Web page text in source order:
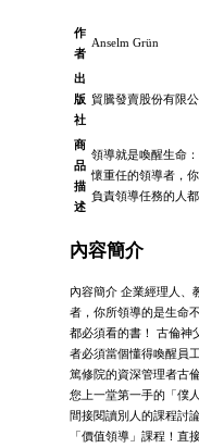
作
者
Anselm Grün
出
版
社
貿騰發賣股份有限公
商
品
描
述
領導就是喚醒生命
懷重任的領導者，
負責領導任務的人
內容簡介
內容簡介 企業經理人、
者，你所領導的是生命
都必須看的書！ 古倫神
者必須當個懂得喚醒員
篤修院的資深管理者古
您上一堂第一手的「僕
間接閱讀別人的課程討
「價值領導」課程！直